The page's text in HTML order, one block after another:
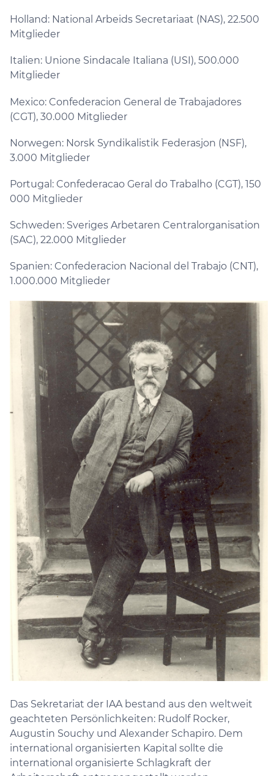
Holland: National Arbeids Secretariaat (NAS), 22.500
Mitglieder
Italien: Unione Sindacale Italiana (USI), 500.000
Mitglieder
Mexico: Confederacion General de Trabajadores
(CGT), 30.000 Mitglieder
Norwegen: Norsk Syndikalistik Federasjon (NSF),
3.000 Mitglieder
Portugal: Confederacao Geral do Trabalho (CGT), 150
000 Mitglieder
Schweden: Sveriges Arbetaren Centralorganisation
(SAC), 22.000 Mitglieder
Spanien: Confederacion Nacional del Trabajo (CNT),
1.000.000 Mitglieder
Das Sekretariat der IAA bestand aus den weltweit
geachteten Persönlichkeiten: Rudolf Rocker,
Augustin Souchy und Alexander Schapiro. Dem
international organisierten Kapital sollte die
international organisierte Schlagkraft der